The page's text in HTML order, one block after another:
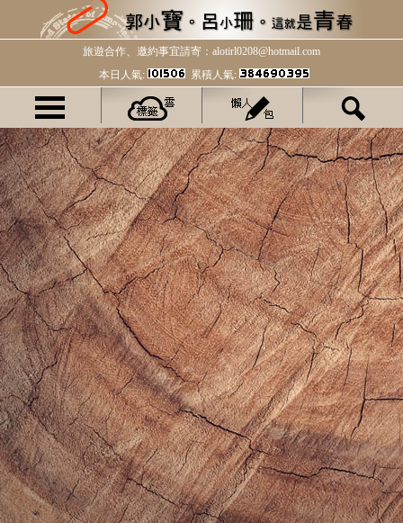
旅遊合作、邀約事宜請寄：alotirl0208@hotmail.com
本日人氣:
累積人氣: